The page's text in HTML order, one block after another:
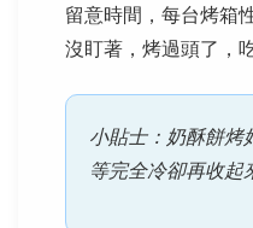
留意時間，每台烤箱
沒盯著，烤過頭了，
小貼士：奶酥餅烤
等完全冷卻再收起